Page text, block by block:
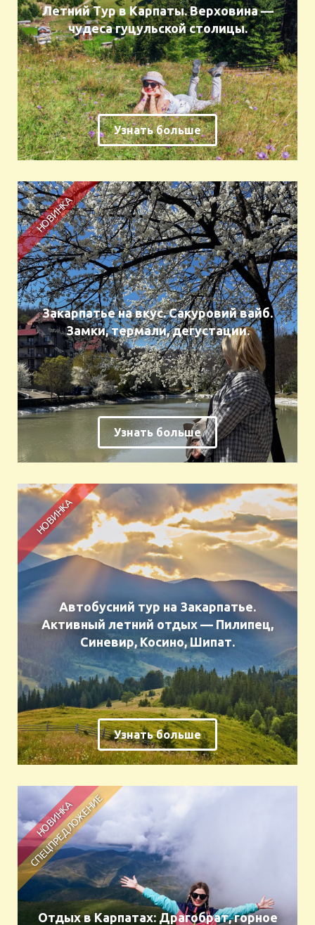
Летний Тур в Карпаты. Верховина —
чудеса гуцульской столицы.
Узнать больше
Закарпатье на вкус. Сакуровий вайб.
Замки, термали, дегустации.
Узнать больше
Автобусний тур на Закарпатье.
Активный летний отдых — Пилипец,
Синевир, Косино, Шипат.
Узнать больше
Отдых в Карпатах: Драгобрат, горное